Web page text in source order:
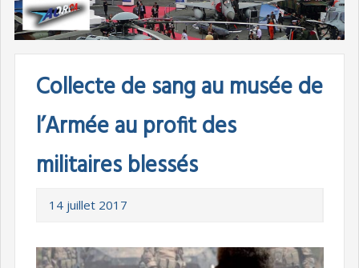
Collecte de sang au musée de
l’Armée au profit des
militaires blessés
14 juillet 2017